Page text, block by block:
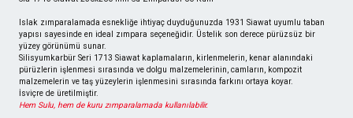
Islak zımparalamada esnekliğe ihtiyaç duyduğunuzda 1931 Siawat uyumlu taban
yapısı sayesinde en ideal zımpara seçeneğidir. Üstelik son derece pürüzsüz bir
yüzey görünümü sunar.
Silisyumkarbür Seri 1713 Siawat kaplamaların, kirlenmelerin, kenar alanındaki
pürüzlerin işlenmesi sırasında ve dolgu malzemelerinin, camların, kompozit
malzemelerin ve taş yüzeylerin işlenmesini sırasında farkını ortaya koyar.
İsviçre de üretilmiştir.
Hem Sulu, hem de kuru zımparalamada kullanılabilir.